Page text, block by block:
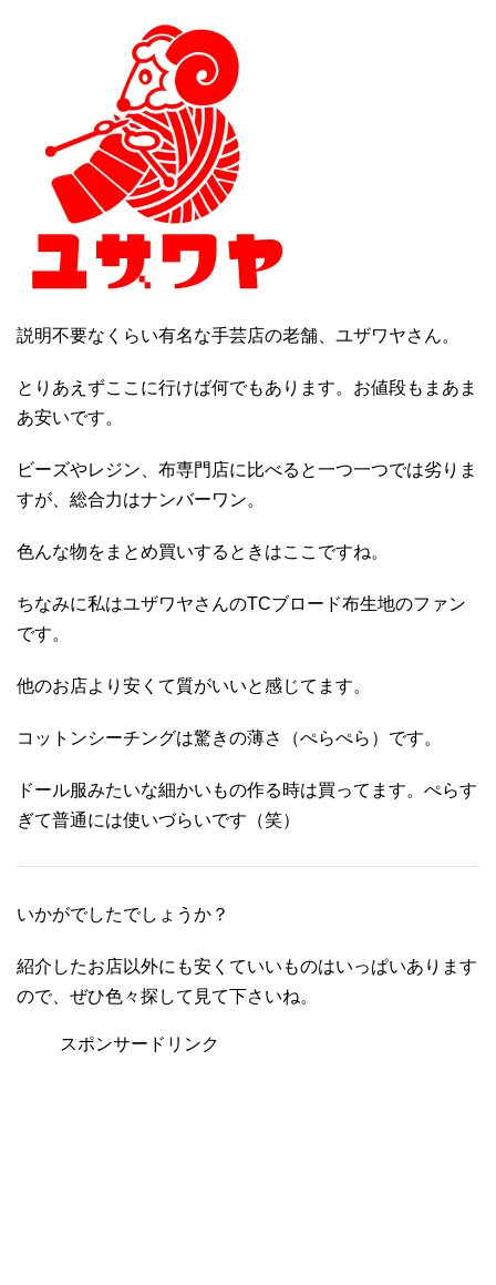
説明不要なくらい有名な手芸店の老舗、ユザワヤさん。
とりあえずここに行けば何でもあります。お値段もまあま
あ安いです。
ビーズやレジン、布専門店に比べると一つ一つでは劣りま
すが、総合力はナンバーワン。
色んな物をまとめ買いするときはここですね。
ちなみに私はユザワヤさんのTCブロード布生地のファン
です。
他のお店より安くて質がいいと感じてます。
コットンシーチングは驚きの薄さ（ぺらぺら）です。
ドール服みたいな細かいもの作る時は買ってます。ぺらす
ぎて普通には使いづらいです（笑）
いかがでしたでしょうか？
紹介したお店以外にも安くていいものはいっぱいあります
ので、ぜひ色々探して見て下さいね。
スポンサードリンク